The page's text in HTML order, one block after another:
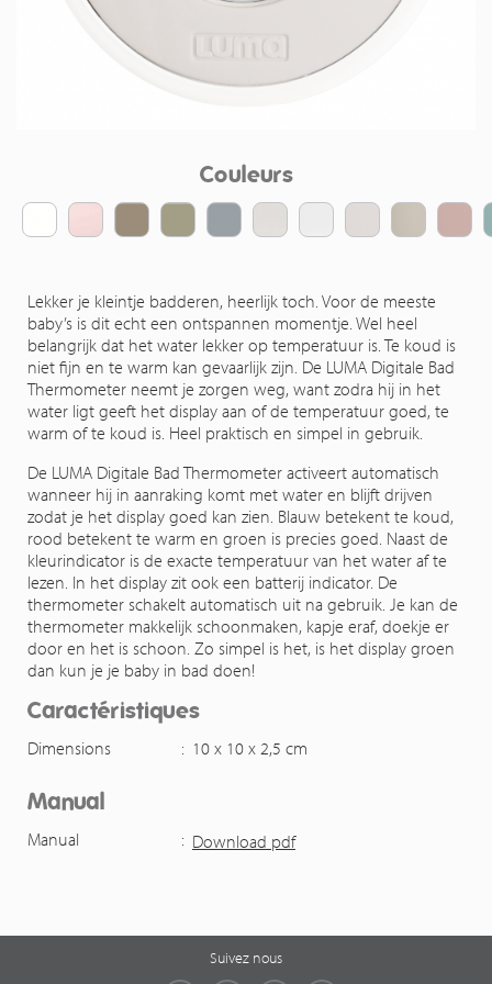
Couleurs
Lekker je kleintje badderen, heerlijk toch. Voor de meeste
baby’s is dit echt een ontspannen momentje. Wel heel
belangrijk dat het water lekker op temperatuur is. Te koud is
niet fijn en te warm kan gevaarlijk zijn. De LUMA Digitale Bad
Thermometer neemt je zorgen weg, want zodra hij in het
water ligt geeft het display aan of de temperatuur goed, te
warm of te koud is. Heel praktisch en simpel in gebruik.
De LUMA Digitale Bad Thermometer activeert automatisch
wanneer hij in aanraking komt met water en blijft drijven
zodat je het display goed kan zien. Blauw betekent te koud,
rood betekent te warm en groen is precies goed. Naast de
kleurindicator is de exacte temperatuur van het water af te
lezen. In het display zit ook een batterij indicator. De
thermometer schakelt automatisch uit na gebruik. Je kan de
thermometer makkelijk schoonmaken, kapje eraf, doekje er
door en het is schoon. Zo simpel is het, is het display groen
dan kun je je baby in bad doen!
Caractéristiques
Dimensions : 10 x 10 x 2,5 cm
Manual
Manual : Download pdf
Suivez nous